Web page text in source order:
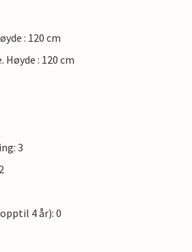
: 120 cm
: 120 cm
3
4 år): 0